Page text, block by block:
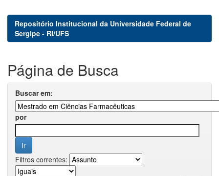
Repositório Institucional da Universidade Federal de
Sergipe - RI/UFS
Página de Busca
Buscar em:
por
Filtros correntes: